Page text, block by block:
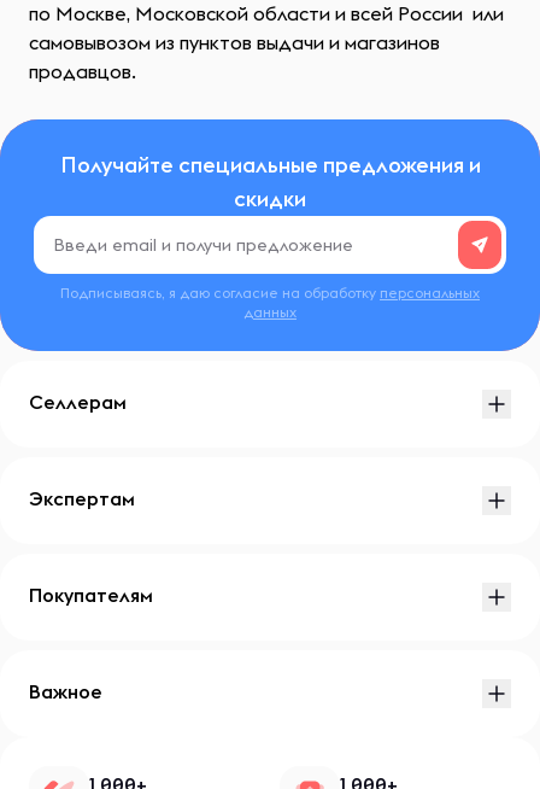
по Москве, Московской области и всей России или
самовывозом из пунктов выдачи и магазинов
продавцов.
Получайте специальные предложения и
скидки
Подписываясь, я даю согласие на обработку персональных
данных
Селлерам
Экспертам
Покупателям
Важное
1 000+ 1 000+